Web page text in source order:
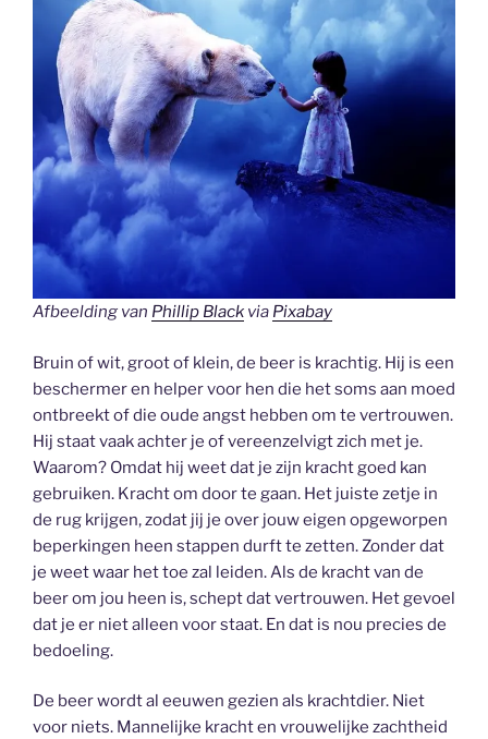
Afbeelding van Phillip Black via Pixabay
Bruin of wit, groot of klein, de beer is krachtig. Hij is een
beschermer en helper voor hen die het soms aan moed
ontbreekt of die oude angst hebben om te vertrouwen.
Hij staat vaak achter je of vereenzelvigt zich met je.
Waarom? Omdat hij weet dat je zijn kracht goed kan
gebruiken. Kracht om door te gaan. Het juiste zetje in
de rug krijgen, zodat jij je over jouw eigen opgeworpen
beperkingen heen stappen durft te zetten. Zonder dat
je weet waar het toe zal leiden. Als de kracht van de
beer om jou heen is, schept dat vertrouwen. Het gevoel
dat je er niet alleen voor staat. En dat is nou precies de
bedoeling.
De beer wordt al eeuwen gezien als krachtdier. Niet
voor niets. Mannelijke kracht en vrouwelijke zachtheid